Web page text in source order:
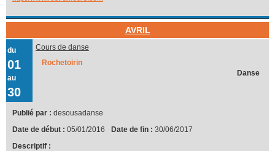
AVRIL
du
01
au
30
Cours de danse
Rochetoirin
Danse
Publié par : desousadanse
Date de début : 05/01/2016 Date de fin : 30/06/2017
Descriptif :